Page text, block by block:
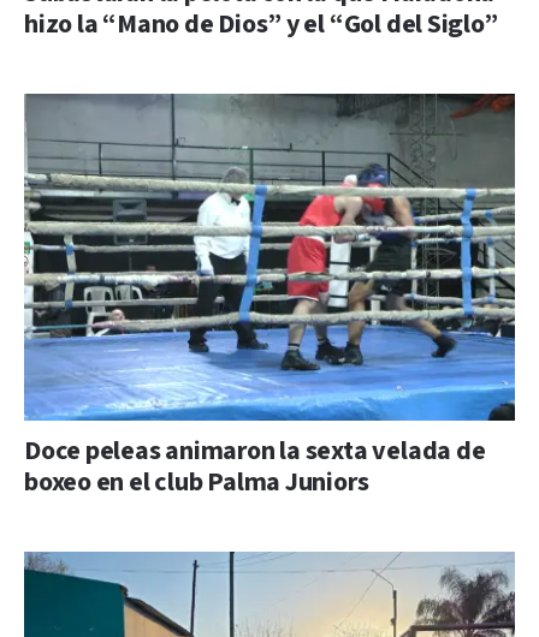
hizo la “Mano de Dios” y el “Gol del Siglo”
Doce peleas animaron la sexta velada de
boxeo en el club Palma Juniors